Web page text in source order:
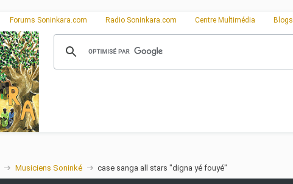
Forums Soninkara.com Radio Soninkara.com Centre Multimédia Blogs
Musiciens Soninké case sanga all stars "digna yé fouyé"